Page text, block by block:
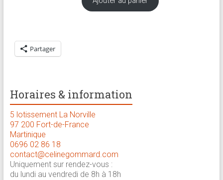
Partager
Horaires & information
5 lotissement La Norville
97 200 Fort-de-France
Martinique
0696 02 86 18
contact@celinegommard.com
Uniquement sur rendez-vous :
du lundi au vendredi de 8h à 18h